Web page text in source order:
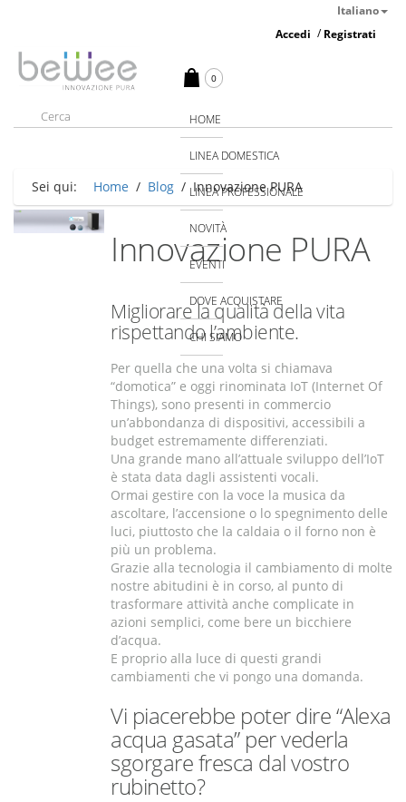
Italiano
Accedi / Registrati
0
HOME
LINEA DOMESTICA
LINEA PROFESSIONALE
NOVITÀ
EVENTI
DOVE ACQUISTARE
CHI SIAMO
Sei qui: Home / Blog /Innovazione PURA
Innovazione PURA
Migliorare la qualità della vita
rispettando l’ambiente.
Per quella che una volta si chiamava
“domotica” e oggi rinominata IoT (Internet Of
Things), sono presenti in commercio
un’abbondanza di dispositivi, accessibili a
budget estremamente differenziati.
Una grande mano all’attuale sviluppo dell’IoT
è stata data dagli assistenti vocali.
Ormai gestire con la voce la musica da
ascoltare, l’accensione o lo spegnimento delle
luci, piuttosto che la caldaia o il forno non è
più un problema.
Grazie alla tecnologia il cambiamento di molte
nostre abitudini è in corso, al punto di
trasformare attività anche complicate in
azioni semplici, come bere un bicchiere
d’acqua.
E proprio alla luce di questi grandi
cambiamenti che vi pongo una domanda.
Vi piacerebbe poter dire “Alexa
acqua gasata” per vederla
sgorgare fresca dal vostro
rubinetto?